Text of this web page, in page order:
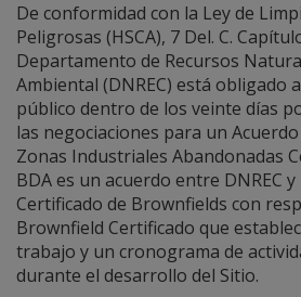
De conformidad con la Ley de
Peligrosas (HSCA), 7 Del. C.
Departamento de Recursos
Ambiental (DNREC) está obligado
público dentro de los veinte días
las negociaciones para un
Zonas Industriales Abandonadas
BDA es un acuerdo entre DNREC
Certificado de Brownfields con
Brownfield Certificado que
trabajo y un cronograma de
durante el desarrollo del Sitio.